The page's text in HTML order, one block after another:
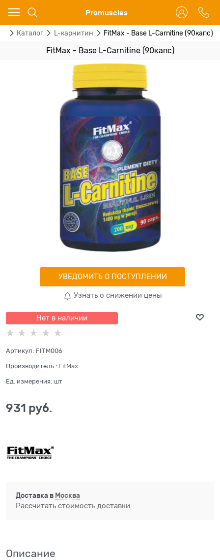
Promuscles
Каталог L-карнитин FitMax - Base L-Carnitine (90капс)
FitMax - Base L-Carnitine (90капс)
УВЕДОМИТЬ О ПОСТУПЛЕНИИ
Узнать о снижении цены
Нет в наличии
Артикул: FITM006
Производитель : FitMax
Ед. измерения: шт
931 руб.
Доставка в Москва
Рассчитать стоимость доставки
Описание
Ваш город - Москва,
угадали?
ДА НЕТ